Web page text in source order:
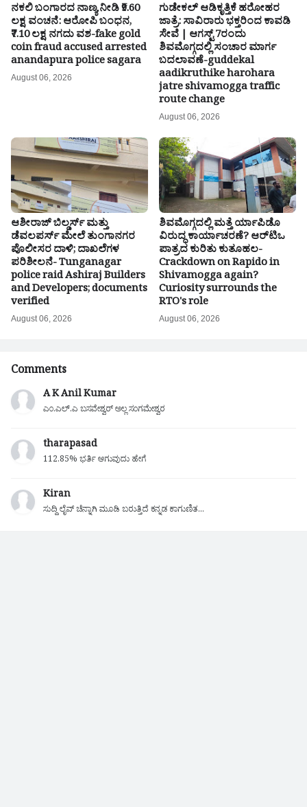
ನಕಲಿ ಬಂಗಾರದ ನಾಣ್ಯ ನೀಡಿ ₹9.60
ಲಕ್ಷ ವಂಚನೆ: ಆರೋಪಿ ಬಂಧನ,
₹7.10 ಲಕ್ಷ ನಗದು ವಶ-fake gold
coin fraud accused arrested
anandapura police sagara
August 06, 2026
ಗುಡೇಕಲ್ ಆಡಿಕೃತ್ತಿಕೆ ಹರೋಹರ
ಜಾತ್ರೆ: ಸಾವಿರಾರು ಭಕ್ತರಿಂದ ಕಾವಡಿ
ಸೇವೆ | ಆಗಸ್ಟ್ 7ರಂದು
ಶಿವಮೊಗ್ಗದಲ್ಲಿ ಸಂಚಾರ ಮಾರ್ಗ
ಬದಲಾವಣೆ-guddekal
aadikruthike harohara
jatre shivamogga traffic
route change
August 06, 2026
ಆಶೀರಾಜ್ ಬಿಲ್ಡರ್ಸ್ ಮತ್ತು
ಡೆವಲಪರ್ಸ್ ಮೇಲೆ ತುಂಗಾನಗರ
ಪೊಲೀಸರ ದಾಳಿ; ದಾಖಲೆಗಳ
ಪರಿಶೀಲನೆ- Tunganagar
police raid Ashiraj Builders
and Developers; documents
verified
August 06, 2026
ಶಿವಮೊಗ್ಗದಲ್ಲಿ ಮತ್ತೆ ರ್ಯಾಪಿಡೊ
ವಿರುದ್ಧ ಕಾರ್ಯಾಚರಣೆ? ಆರ್‌ಟಿಒ
ಪಾತ್ರದ ಕುರಿತು ಕುತೂಹಲ-
Crackdown on Rapido in
Shivamogga again?
Curiosity surrounds the
RTO's role
August 06, 2026
Comments
A K Anil Kumar
ಎಂ.ಎಲ್.ಎ ಬಸವೇಶ್ವರ್ ಅಲ್ಲ ಸಂಗಮೇಶ್ವರ
tharapasad
112.85% ಭರ್ತಿ ಆಗುವುದು ಹೇಗೆ
Kiran
ಸುದ್ದಿ ಲೈವ್ ಚೆನ್ನಾಗಿ ಮೂಡಿ ಬರುತ್ತಿದೆ ಕನ್ನಡ ಕಾಗುಣಿತ...